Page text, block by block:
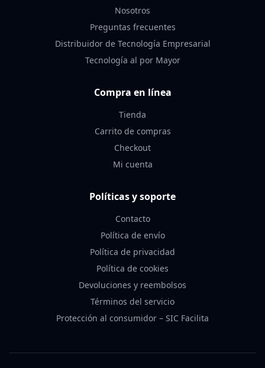
Nosotros
Preguntas frecuentes
Distribuidor de Tecnología Empresarial
Tecnología al por Mayor
Compra en línea
Tienda
Carrito de compras
Checkout
Mi cuenta
Políticas y soporte
Contacto
Política de envío
Política de privacidad
Política de cookies
Devoluciones y reembolsos
Términos del servicio
Protección al consumidor – SIC Facilita